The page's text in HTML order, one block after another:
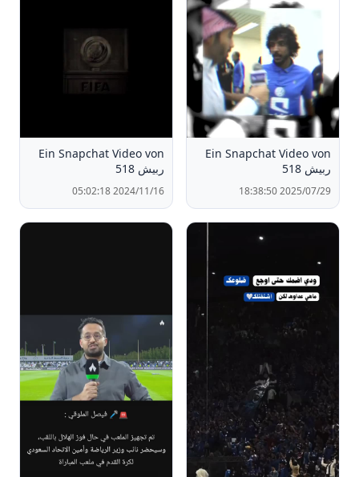
Ein Snapchat Video von
ربيش 518
2025/07/29 18:38:50
Ein Snapchat Video von
ربيش 518
2024/11/16 05:02:18